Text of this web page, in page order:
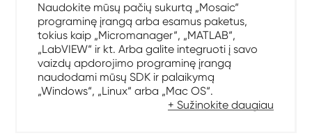
Naudokite mūsų pačių sukurtą „Mosaic“
programinę įrangą arba esamus paketus,
tokius kaip „Micromanager“, „MATLAB“,
„LabVIEW“ ir kt. Arba galite integruoti į savo
vaizdų apdorojimo programinę įrangą
naudodami mūsų SDK ir palaikymą
„Windows“, „Linux“ arba „Mac OS“.
+ Sužinokite daugiau